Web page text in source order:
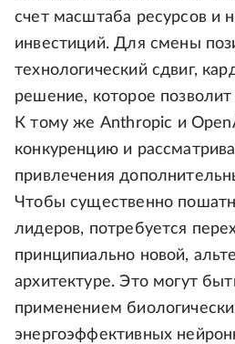
счет масштаба ресурсов и
инвестиций. Для смены
технологический сдвиг,
решение, которое
К тому же Anthropic и
конкуренцию и
привлечения
Чтобы существенно
лидеров, потребуется
принципиально новой,
архитектуре. Это могут
применением
энергоэффективных